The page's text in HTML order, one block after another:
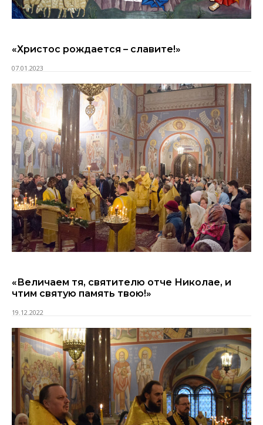
«Христос рождается – славите!»
07.01.2023
«Величаем тя, святителю отче Николае, и
чтим святую память твою!»
19.12.2022